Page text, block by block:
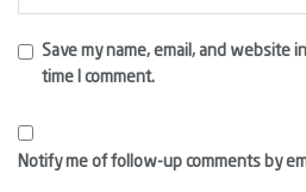
Save my name, email, and website
time I comment.
Notify me of follow-up comments by